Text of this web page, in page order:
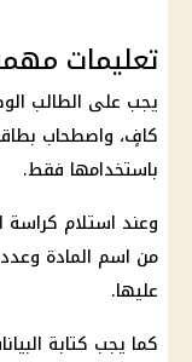
تعليمات
يجب على الطالب
كافٍ، واصطحاب
باستخدامها فقط.
وعند استلام كراسة
من اسم المادة
عليها.
كما يجب كتابة